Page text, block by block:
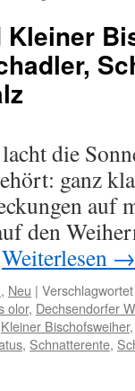
die
ganz
auf
den
Weiterlesen →
, Neu |
olor, Dechsendorfer
Kleiner Bischofsweiher
, Schnatterente,